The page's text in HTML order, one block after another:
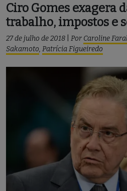
Ciro Gomes exagera
trabalho, impostos e
27 de julho de 2018 Por Caroline
Sakamoto, Patrícia Figueiredo